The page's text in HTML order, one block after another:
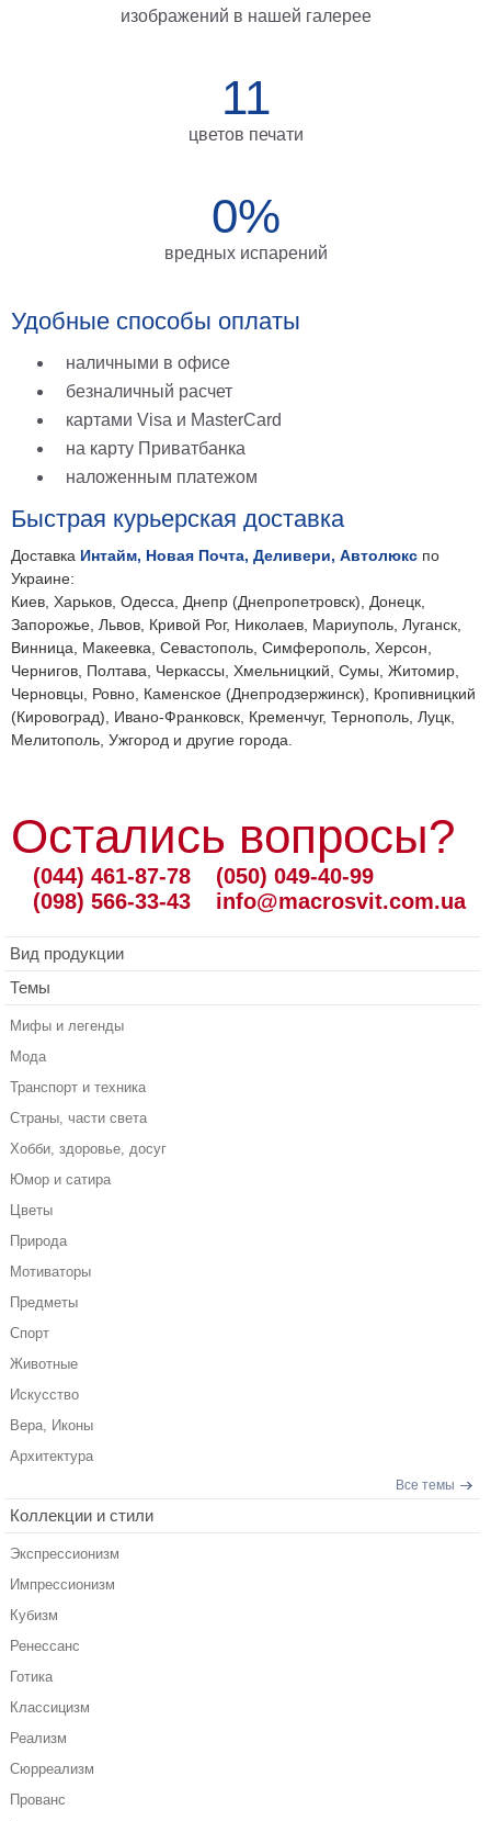
изображений в нашей галерее
11
цветов печати
0%
вредных испарений
Удобные способы оплаты
наличными в офисе
безналичный расчет
картами Visa и MasterCard
на карту Приватбанка
наложенным платежом
Быстрая курьерская доставка
Доставка Интайм, Новая Почта, Деливери, Автолюкс по
Украине:
Киев, Харьков, Одесса, Днепр (Днепропетровск), Донецк,
Запорожье, Львов, Кривой Рог, Николаев, Мариуполь, Луганск,
Винница, Макеевка, Севастополь, Симферополь, Херсон,
Чернигов, Полтава, Черкассы, Хмельницкий, Сумы, Житомир,
Черновцы, Ровно, Каменское (Днепродзержинск), Кропивницкий
(Кировоград), Ивано-Франковск, Кременчуг, Тернополь, Луцк,
Мелитополь, Ужгород и другие города.
Остались вопросы?
(044) 461-87-78
(098) 566-33-43
(050) 049-40-99
info@macrosvit.com.ua
Вид продукции
Темы
Мифы и легенды
Мода
Транспорт и техника
Страны, части света
Хобби, здоровье, досуг
Юмор и сатира
Цветы
Природа
Мотиваторы
Предметы
Спорт
Животные
Искусство
Вера, Иконы
Архитектура
Все темы
Коллекции и стили
Экспрессионизм
Импрессионизм
Кубизм
Ренессанс
Готика
Классицизм
Реализм
Сюрреализм
Прованс